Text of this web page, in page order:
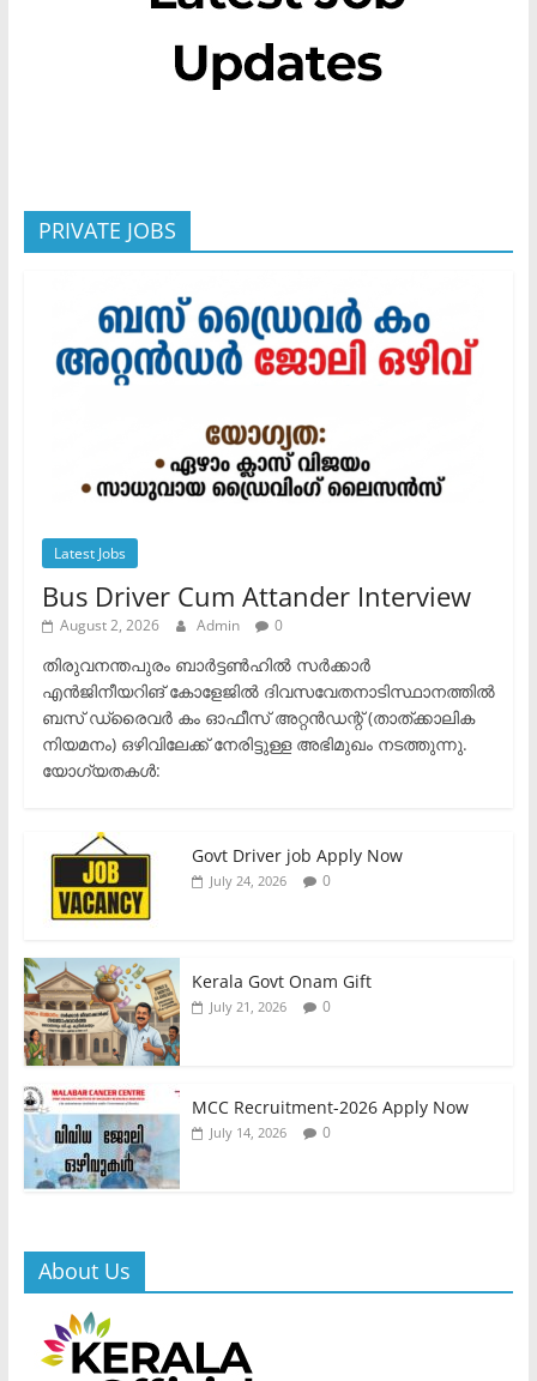
PRIVATE JOBS
Latest Jobs
Bus Driver Cum Attander Interview
August 2, 2026 Admin 0
തിരുവനന്തപുരം ബാർട്ടൺഹിൽ സർക്കാർ
എൻജിനീയറിങ് കോളേജിൽ ദിവസവേതനാടിസ്ഥാനത്തിൽ
ബസ് ഡ്രൈവർ കം ഓഫീസ് അറ്റൻഡന്റ് (താത്ക്കാലിക
നിയമനം) ഒഴിവിലേക്ക് നേരിട്ടുള്ള അഭിമുഖം നടത്തുന്നു.​
യോഗ്യതകൾ:
Govt Driver job Apply Now
July 24, 2026 0
Kerala Govt Onam Gift
July 21, 2026 0
MCC Recruitment-2026 Apply Now
July 14, 2026 0
About Us